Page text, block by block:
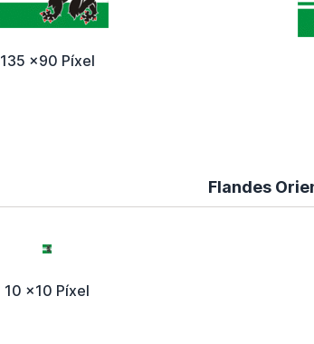
135 x90 Píxel
Flandes
10 x10 Píxel